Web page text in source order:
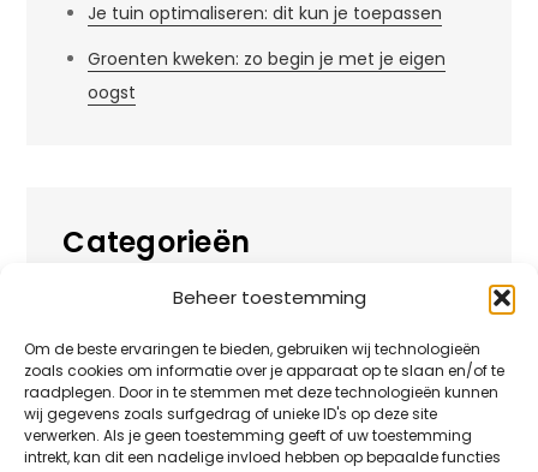
Beheer toestemming
Om de beste ervaringen te bieden, gebruiken wij technologieën
zoals cookies om informatie over je apparaat op te slaan en/of te
raadplegen. Door in te stemmen met deze technologieën kunnen
wij gegevens zoals surfgedrag of unieke ID's op deze site
verwerken. Als je geen toestemming geeft of uw toestemming
intrekt, kan dit een nadelige invloed hebben op bepaalde functies
Je tuin optimaliseren: dit kun je toepassen
Groenten kweken: zo begin je met je eigen
oogst
Categorieën
Huis
Overig
Tuin